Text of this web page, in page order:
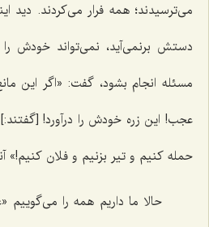
می‌ترسیدند؛ همه فرار می‌کردند. دید
دستش برنمی‌آید، نمی‌تواند خودش را
مسئله انجام بشود، گفت: «اگر این
عجب! این زره خودش را درآورد!
حمله کنیم و تیر بزنیم و فلان کنیم!»
حالا ما داریم همه را می‌گوییم